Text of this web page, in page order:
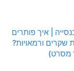
| איך פותרים
שקרים ורמאויות?
מסרט)